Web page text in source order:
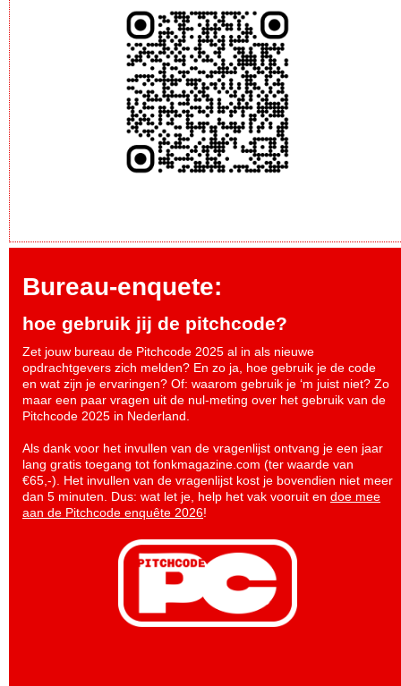
Bureau-enquete:
hoe gebruik jij de pitchcode?
Zet jouw bureau de Pitchcode 2025 al in als nieuwe
opdrachtgevers zich melden? En zo ja, hoe gebruik je de code
en wat zijn je ervaringen? Of: waarom gebruik je ‘m juist niet? Zo
maar een paar vragen uit de nul-meting over het gebruik van de
Pitchcode 2025 in Nederland.
Als dank voor het invullen van de vragenlijst ontvang je een jaar
lang gratis toegang tot fonkmagazine.com (ter waarde van
€65,-). Het invullen van de vragenlijst kost je bovendien niet meer
dan 5 minuten. Dus: wat let je, help het vak vooruit en doe mee
aan de Pitchcode enquête 2026!